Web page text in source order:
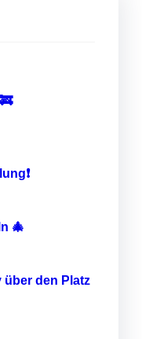
🎄
über den Platz